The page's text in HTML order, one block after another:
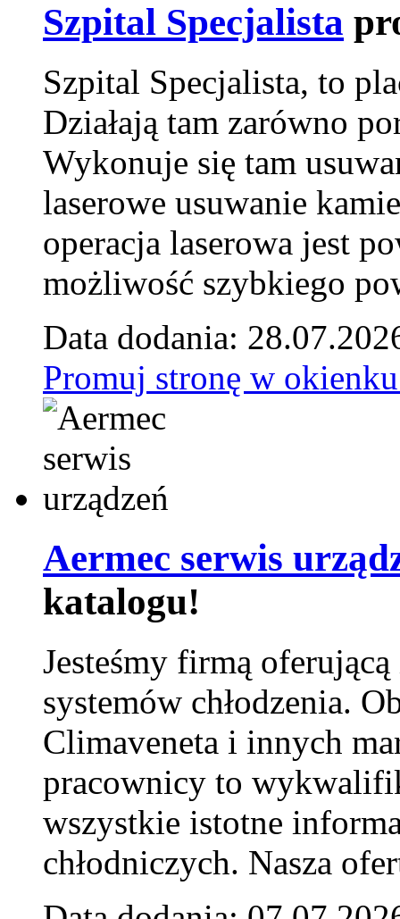
Szpital Specjalista
Szpital Specjalista, to
Działają tam zarówno
Wykonuje się tam
laserowe usuwanie
operacja laserowa jest
możliwość szybkiego
Data dodania:
Promuj stronę w
Aermec serwis
katalogu!
Jesteśmy firmą
systemów chłodzenia.
Climaveneta i innych
pracownicy to
wszystkie istotne
chłodniczych. Nasza